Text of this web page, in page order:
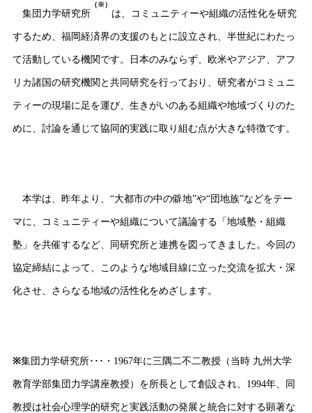
集団力学研究所
（※）
は、コミュニティーや組織の活性化を研究
するため、福岡経済界の支援のもとに設立され、半世紀にわたっ
て活動している機関です。日本のみならず、欧米やアジア、アフ
リカ諸国の研究機関と共同研究を行っており、研究者がコミュニ
ティーの現場に足を運び、生きがいのある組織や地域づくりのた
めに、討論を通じて協同的実践に取り組む点が大きな特徴です。
本学は、昨年より、“大都市の中の僻地”や“団地族”などをテー
マに、コミュニティーや組織について議論する「地域塾・組織
塾」を共催するなど、同研究所と連携を図ってきました。今回の
協定締結によって、このような地域目線に立った交流を拡大・深
化させ、さらなる地域の活性化をめざします。
※集団力学研究所･･･・1967年に三隅二不二教授（当時 九州大学
教育学部集団力学講座教授）を所長として創設され、1994年、同
教授は社会心理学的研究と実践活動の発展と統合に対する顕著な